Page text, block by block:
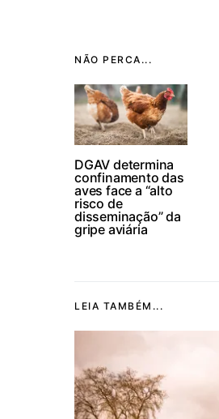
NÃO PERCA...
DGAV determina
confinamento das
aves face a “alto
risco de
disseminação” da
gripe aviária
LEIA TAMBÉM...